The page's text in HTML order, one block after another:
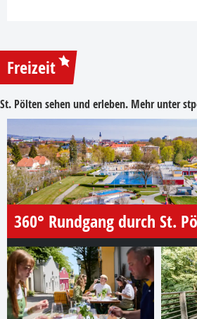
Freizeit
St. Pölten sehen und erleben. Mehr unter
360° Rundgang durch St.